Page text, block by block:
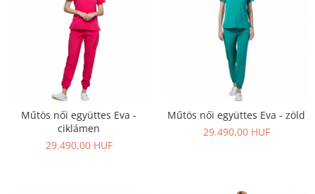
Műtös női együttes Eva -
ciklámen
29.490,00 HUF
Műtös női együttes Eva - zöld
29.490,00 HUF